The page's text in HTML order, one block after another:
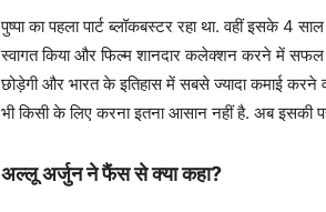
पुष्पा का पहला पार्ट ब्लॉकबस्टर रहा था. वहीं इसके 4
स्वागत किया और फिल्म शानदार कलेक्शन करने में सफल
छोड़ेगी और भारत के इतिहास में सबसे ज्यादा कमाई करने
भी किसी के लिए करना इतना आसान नहीं है. अब इसकी
अल्लू अर्जुन ने फैंस से क्या कहा?